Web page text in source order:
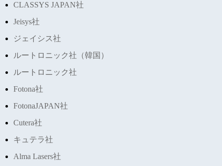
CLASSYS JAPAN社
Jeisys社
ジェイシス社
ルートロニック社（韓国）
ルートロニック社
Fotona社
FotonaJAPAN社
Cutera社
キュテラ社
Alma Lasers社